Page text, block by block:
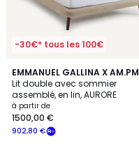
-30€* tous les 100€
EMMANUEL GALLINA X AM.PM
Lit double avec sommier
assemblé, en lin, AURORE
à partir de
902,80 €
1500,00 €
1
/
5
2
Couleurs